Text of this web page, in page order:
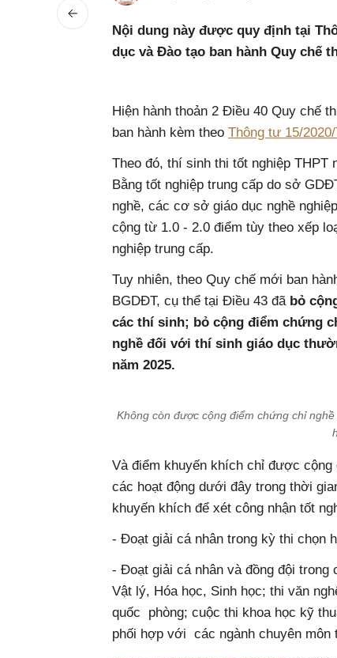
Nội dung này được quy định tại
dục và Đào tạo ban hành Quy chế
Hiện hành thoản 2 Điều 40 Quy chế
ban hành kèm theo Thông tư 15/
Theo đó, thí sinh thi tốt nghiệp THPT
Bằng tốt nghiệp trung cấp do sở
nghề, các cơ sở giáo dục nghề
cộng từ 1.0 - 2.0 điểm tùy theo xếp
nghiệp trung cấp.
Tuy nhiên, theo Quy chế mới ban
BGDĐT, cụ thể tại Điều 43 đã bỏ
các thí sinh; bỏ cộng điểm chứng
nghề đối với thí sinh giáo dục
năm 2025.
Không còn được cộng điểm chứng chỉ
Và điểm khuyến khích chỉ được
các hoạt động dưới đây trong thời
khuyến khích để xét công nhận tốt
- Đoạt giải cá nhân trong kỳ thi chọn
- Đoạt giải cá nhân và đồng đội
Vật lý, Hóa học, Sinh học; thi văn
quốc phòng; cuộc thi khoa học kỹ
phối hợp với các ngành chuyên